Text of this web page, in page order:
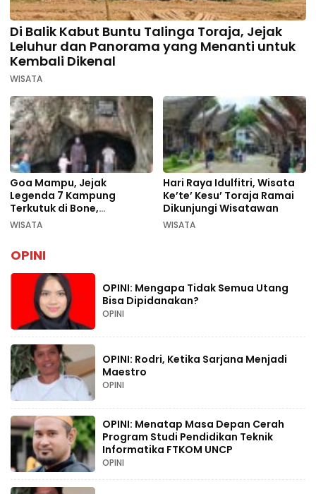
Di Balik Kabut Buntu Talinga Toraja, Jejak
Leluhur dan Panorama yang Menanti untuk
Kembali Dikenal
WISATA
Goa Mampu, Jejak
Legenda 7 Kampung
Terkutuk di Bone,
Rekomendasi Liburan
WISATA
Hari Raya Idulfitri, Wisata
Ke’te’ Kesu’ Toraja Ramai
Dikunjungi Wisatawan
WISATA
OPINI
OPINI: Mengapa Tidak Semua Utang
Bisa Dipidanakan?
OPINI
OPINI: Rodri, Ketika Sarjana Menjadi
Maestro
OPINI
OPINI: Menatap Masa Depan Cerah
Program Studi Pendidikan Teknik
Informatika FTKOM UNCP
OPINI